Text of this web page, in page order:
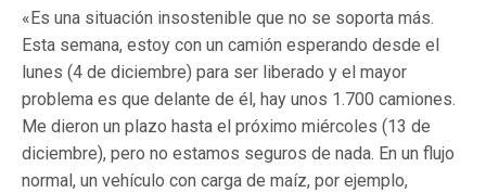
«Es una situación insostenible que no se soporta más.
Esta semana, estoy con un camión esperando desde el
lunes (4 de diciembre) para ser liberado y el mayor
problema es que delante de él, hay unos 1.700 camiones.
Me dieron un plazo hasta el próximo miércoles (13 de
diciembre), pero no estamos seguros de nada. En un flujo
normal, un vehículo con carga de maíz, por ejemplo,